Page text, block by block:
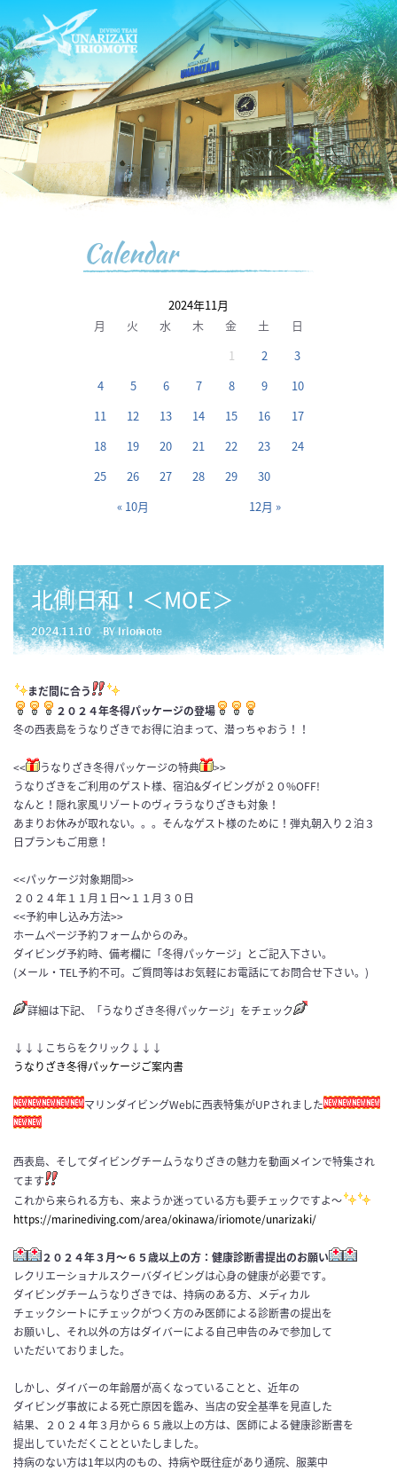
Calendar
2024年11月
月
火 水 木 金 土 日
« 10月 12月 »
1 2
3
4
5 6 7 8 9
10
11
12 13 14 15 16
17
18
19 20 21 22 23
24
25
26 27 28 29 30
北側日和！＜MOE＞
2024.11.10 BY iriomote
まだ間に合う
２０２４年冬得パッケージの登場
冬の西表島をうなりざきでお得に泊まって、潜っちゃおう！！
<< うなりざき冬得パッケージの特典
>>
うなりざきをご利用のゲスト様、宿泊&ダイビングが２０%OFF!
なんと！隠れ家風リゾートのヴィラうなりざきも対象！
あまりお休みが取れない。。。そんなゲスト様のために！弾丸朝入り２泊３
日プランもご用意！
<<パッケージ対象期間>>
２０２４年１１月１日〜１１月３０日
<<予約申し込み方法>>
ホームページ予約フォームからのみ。
ダイビング予約時、備考欄に「冬得パッケージ」とご記入下さい。
(メール・TEL予約不可。ご質問等はお気軽にお電話にてお問合せ下さい。)
詳細は下記、「うなりざき冬得パッケージ」をチェック
↓↓↓こちらをクリック↓↓↓
うなりざき冬得パッケージご案内書
マリンダイビングWebに西表特集がUPされました
西表島、そしてダイビングチームうなりざきの魅力を動画メインで特集され
てます
これから来られる方も、来ようか迷っている方も要チェックですよ〜
https://marinediving.com/area/okinawa/iriomote/unarizaki/
２０２４年３月～６５歳以上の方：健康診断書提出のお願い
レクリエーショナルスクーバダイビングは心身の健康が必要です。
ダイビングチームうなりざきでは、持病のある方、メディカル
チェックシートにチェックがつく方のみ医師による診断書の提出を
お願いし、それ以外の方はダイバーによる自己申告のみで参加して
いただいておりました。
しかし、 ダイバーの年齢層が高くなっていることと、近年の
ダイビング事故による死亡原因を鑑み、当店の安全基準を見直した
結果、２０２４年３月から６５歳以上の方は、医師による健康診断書を
提出していただくことといたしました。
持病のない方は1年以内のもの、持病や既往症があり通院、服薬中